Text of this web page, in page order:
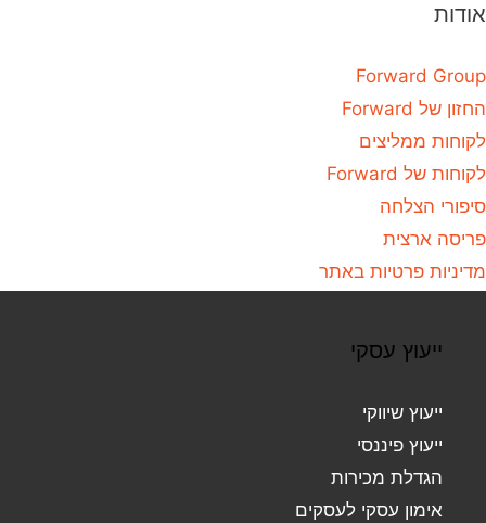
אודות
Forward Group
החזון של Forward
לקוחות ממליצים
לקוחות של Forward
סיפורי הצלחה
פריסה ארצית
מדיניות פרטיות באתר
ייעוץ עסקי
ייעוץ שיווקי
ייעוץ פיננסי
הגדלת מכירות
אימון עסקי לעסקים